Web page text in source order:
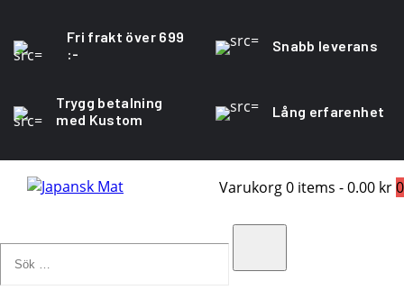
Fri frakt över 699
:-
Snabb leverans
Trygg betalning
med Kustom
Lång erfarenhet
Varukorg0 items -0.00 kr0